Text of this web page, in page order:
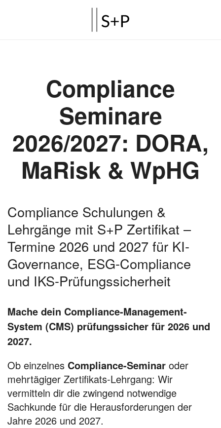
Compliance
Seminare
2026/2027: DORA,
MaRisk & WpHG
Compliance Schulungen &
Lehrgänge mit S+P Zertifikat –
Termine 2026 und 2027 für KI-
Governance, ESG-Compliance
und IKS-Prüfungssicherheit
Mache dein Compliance-Management-
System (CMS) prüfungssicher für 2026 und
2027.
Ob einzelnes Compliance-Seminar oder
mehrtägiger Zertifikats-Lehrgang: Wir
vermitteln dir die zwingend notwendige
Sachkunde für die Herausforderungen der
Jahre 2026 und 2027.